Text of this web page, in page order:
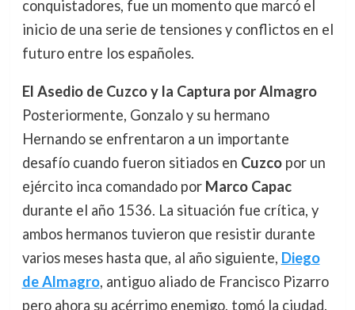
conquistadores, fue un momento que marcó el
inicio de una serie de tensiones y conflictos en el
futuro entre los españoles.
El Asedio de Cuzco y la Captura por Almagro
Posteriormente, Gonzalo y su hermano
Hernando se enfrentaron a un importante
desafío cuando fueron sitiados en Cuzcopor un
ejército inca comandado por Marco Capac
durante el año 1536. La situación fue crítica, y
ambos hermanos tuvieron que resistir durante
varios meses hasta que, al año siguiente, Diego
de Almagro, antiguo aliado de Francisco Pizarro
pero ahora su acérrimo enemigo, tomó la ciudad.